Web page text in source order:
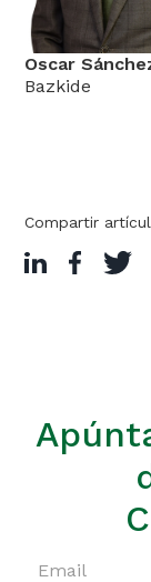
Oscar
Bazkide
Compartir